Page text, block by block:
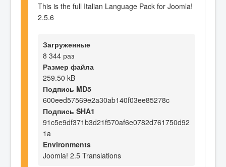
This is the full Italian Language Pack for Joomla!
2.5.6
Загруженные
8 344 раз
Размер файла
259.50 kB
Подпись MD5
600eed57569e2a30ab140f03ee85278c
Подпись SHA1
91c5e9df371b3d21f570af6e0782d761750d92
1a
Environments
Joomla! 2.5 Translations